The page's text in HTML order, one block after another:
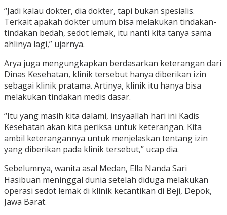
“Jadi kalau dokter, dia dokter, tapi bukan spesialis.
Terkait apakah dokter umum bisa melakukan tindakan-
tindakan bedah, sedot lemak, itu nanti kita tanya sama
ahlinya lagi,” ujarnya.
Arya juga mengungkapkan berdasarkan keterangan dari
Dinas Kesehatan, klinik tersebut hanya diberikan izin
sebagai klinik pratama. Artinya, klinik itu hanya bisa
melakukan tindakan medis dasar.
“Itu yang masih kita dalami, insyaallah hari ini Kadis
Kesehatan akan kita periksa untuk keterangan. Kita
ambil keterangannya untuk menjelaskan tentang izin
yang diberikan pada klinik tersebut,” ucap dia.
Sebelumnya, wanita asal Medan, Ella Nanda Sari
Hasibuan meninggal dunia setelah diduga melakukan
operasi sedot lemak di klinik kecantikan di Beji, Depok,
Jawa Barat.